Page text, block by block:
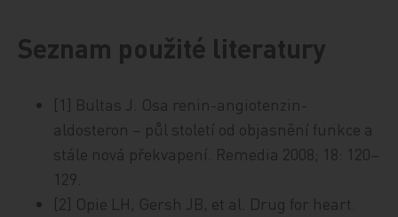
Seznam použité literatury
[1] Bultas J. Osa renin-angiotenzin-
aldosteron – půl století od objasnění funkce a
stále nová překvapení. Remedia 2008; 18: 120–
129.
[2] Opie LH, Gersh JB, et al. Drug for heart.